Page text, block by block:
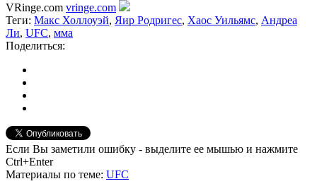
VRinge.com vringe.com
Теги: Макс Холлоуэй, Яир Родригес, Хаос Уильямс, Андреа
Ли, UFC, мма
Поделиться:
Если Вы заметили ошибку - выделите ее мышью и нажмите
Ctrl+Enter
Материалы по теме: UFC